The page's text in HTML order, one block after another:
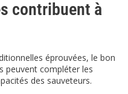
contribuent à
éprouvées, le bon
peuvent compléter les
des sauveteurs.